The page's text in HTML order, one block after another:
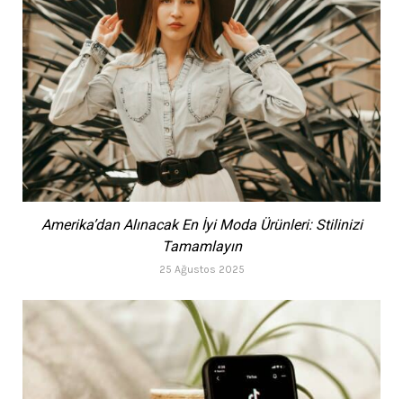
Amerika’dan Alınacak En İyi Moda Ürünleri: Stilinizi
Tamamlayın
25 Ağustos 2025